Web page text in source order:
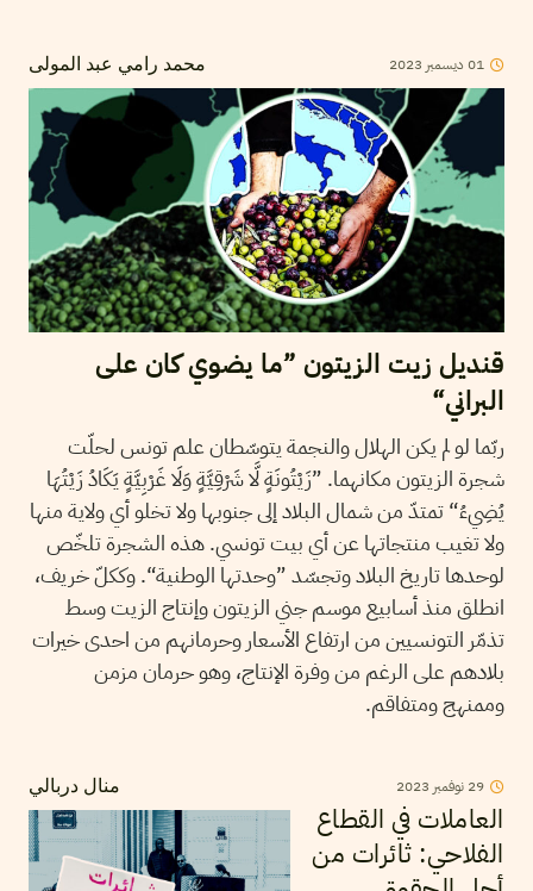
محمد رامي عبد المولى 01 ديسمبر 2023
قنديل زيت الزيتون ”ما يضوي كان على
البراني“
ربّما لو لم يكن الهلال والنجمة يتوسّطان علم تونس لحلّت
شجرة الزيتون مكانهما. ”زَيْتُونَةٍ لَّا شَرْقِيَّةٍ وَلَا غَرْبِيَّةٍ يَكَادُ زَيْتُهَا
يُضِيءُ“ تمتدّ من شمال البلاد إلى جنوبها ولا تخلو أي ولاية منها
ولا تغيب منتجاتها عن أي بيت تونسي. هذه الشجرة تلخّص
لوحدها تاريخ البلاد وتجسّد ”وحدتها الوطنية“. وككلّ خريف،
انطلق منذ أسابيع موسم جني الزيتون وإنتاج الزيت وسط
تذمّر التونسيين من ارتفاع الأسعار وحرمانهم من احدى خيرات
بلادهم على الرغم من وفرة الإنتاج، وهو حرمان مزمن
وممنهج ومتفاقم.
منال دربالي 29 نوفمبر 2023
العاملات في القطاع
الفلاحي: ثائرات من